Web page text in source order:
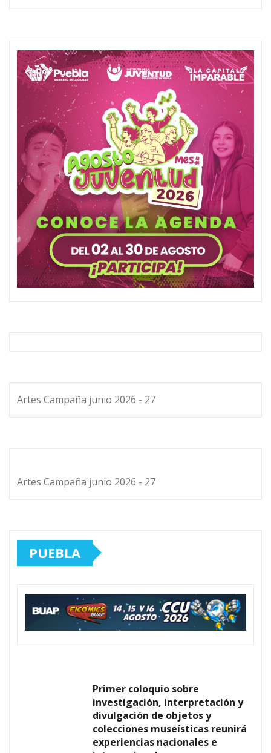
Artes Campaña junio 2026 - 27
Artes Campaña junio 2026 - 27
PUEBLA
Primer coloquio sobre
investigación, interpretación y
divulgación de objetos y
colecciones museísticas reunirá
experiencias nacionales e